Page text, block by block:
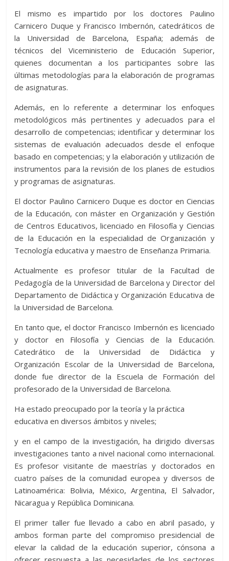
El mismo es impartido por los doctores Paulino
Carnicero Duque y Francisco Imbernón, catedráticos de
la Universidad de Barcelona, España; además de
técnicos del Viceministerio de Educación Superior,
quienes documentan a los participantes sobre las
últimas metodologías para la elaboración de programas
de asignaturas.
Además, en lo referente a determinar los enfoques
metodológicos más pertinentes y adecuados para el
desarrollo de competencias; identificar y determinar los
sistemas de evaluación adecuados desde el enfoque
basado en competencias; y la elaboración y utilización de
instrumentos para la revisión de los planes de estudios
y programas de asignaturas.
El doctor Paulino Carnicero Duque es doctor en Ciencias
de la Educación, con máster en Organización y Gestión
de Centros Educativos, licenciado en Filosofía y Ciencias
de la Educación en la especialidad de Organización y
Tecnología educativa y maestro de Enseñanza Primaria.
Actualmente es profesor titular de la Facultad de
Pedagogía de la Universidad de Barcelona y Director del
Departamento de Didáctica y Organización Educativa de
la Universidad de Barcelona.
En tanto que, el doctor Francisco Imbernón es licenciado
y doctor en Filosofía y Ciencias de la Educación.
Catedrático de la Universidad de Didáctica y
Organización Escolar de la Universidad de Barcelona,
donde fue director de la Escuela de Formación del
profesorado de la Universidad de Barcelona.
Ha estado preocupado por la teoría y la práctica
educativa en diversos ámbitos y niveles;
y en el campo de la investigación, ha dirigido diversas
investigaciones tanto a nivel nacional como internacional.
Es profesor visitante de maestrías y doctorados en
cuatro países de la comunidad europea y diversos de
Latinoamérica: Bolivia, México, Argentina, El Salvador,
Nicaragua y República Dominicana.
El primer taller fue llevado a cabo en abril pasado, y
ambos forman parte del compromiso presidencial de
elevar la calidad de la educación superior, cónsona a